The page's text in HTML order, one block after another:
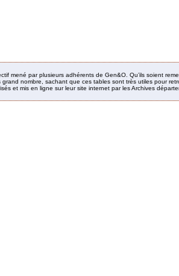
mené par plusieurs adhérents de Gen&O. Qu’ils soient
nombre, sachant que ces tables sont très utiles pour
et mis en ligne sur leur site internet par les Archives